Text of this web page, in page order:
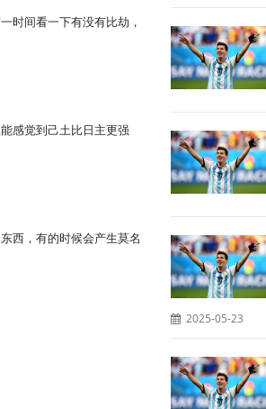
时间看一下有没有比劫，
感觉到己土比日主更强
西，有的时候会产生莫名
2025-05-23